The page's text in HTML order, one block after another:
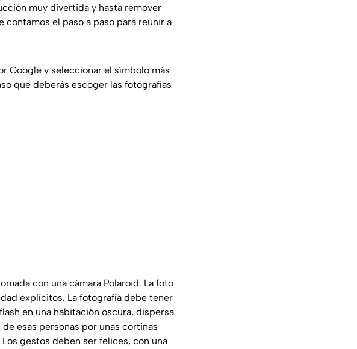
muy divertida y hasta remover
el paso a paso para reunir a
Google y seleccionar el símbolo más
que deberás escoger las fotografías
con una cámara Polaroid. La foto
explícitos. La fotografía debe tener
en una habitación oscura, dispersa
esas personas por unas cortinas
gestos deben ser felices, con una